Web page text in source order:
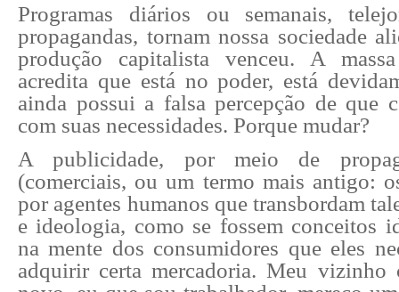
Programas diários ou semanais,
propagandas, tornam nossa sociedade
produção capitalista venceu. A
acredita que está no poder, está
ainda possui a falsa percepção de que
com suas necessidades. Porque mudar?
A publicidade, por meio de
(comerciais, ou um termo mais antigo:
por agentes humanos que transbordam
e ideologia, como se fossem conceitos
na mente dos consumidores que eles
adquirir certa mercadoria. Meu vizinho